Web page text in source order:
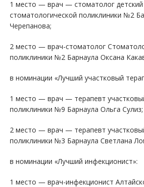
1 место — врач — стоматолог детский
стоматологической поликлиники №2
Черепанова;
2 место — врач-стоматолог
поликлиники №2 Барнаула Оксана
в номинации «Лучший участковый
1 место — врач — терапевт
поликлиники №9 Барнаула Ольга Сулиз;
2 место — врач — терапевт
поликлиники №3 Барнаула Светлана
в номинации «Лучший инфекционист»:
1 место — врач-инфекционист